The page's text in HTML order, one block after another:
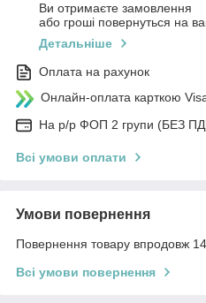
Ви отримаєте замовлення
або гроші повернуться на
Детальніше
Оплата на рахунок
Онлайн-оплата карткою
На р/р ФОП 2 групи (БЕЗ
Всі умови оплати
Умови повернення
Повернення товару впродовж
Всі умови повернення